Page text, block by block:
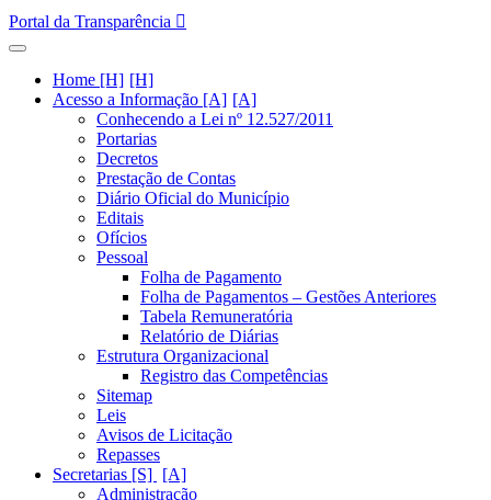
Portal da Transparência
Home [H]
Acesso a Informação [A]
Conhecendo a Lei nº 12.527/2011
Portarias
Decretos
Prestação de Contas
Diário Oficial do Município
Editais
Ofícios
Pessoal
Folha de Pagamento
Folha de Pagamentos – Gestões Anteriores
Tabela Remuneratória
Relatório de Diárias
Estrutura Organizacional
Registro das Competências
Sitemap
Leis
Avisos de Licitação
Repasses
Secretarias [S]
Administração